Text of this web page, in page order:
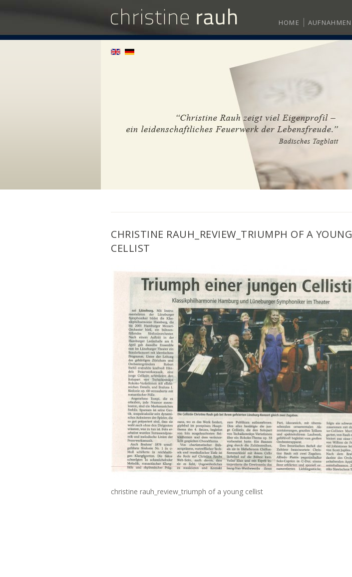
HOME AUFNAHMEN
CHRISTINE RAUH_REVIEW_TRIUMPH OF A YOUNG
CELLIST
christine rauh_review_triumph of a young cellist